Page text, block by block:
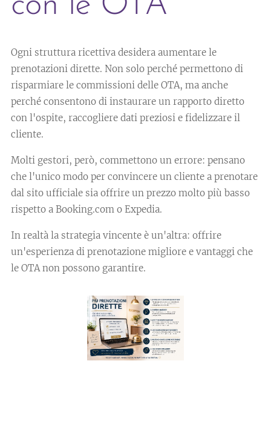
Ogni struttura ricettiva desidera aumentare le
prenotazioni dirette. Non solo perché permettono di
risparmiare le commissioni delle OTA, ma anche
perché consentono di instaurare un rapporto diretto
con l'ospite, raccogliere dati preziosi e fidelizzare il
cliente.
Molti gestori, però, commettono un errore: pensano
che l'unico modo per convincere un cliente a prenotare
dal sito ufficiale sia offrire un prezzo molto più basso
rispetto a Booking.com o Expedia.
In realtà la strategia vincente è un'altra: offrire
un'esperienza di prenotazione migliore e vantaggi che
le OTA non possono garantire.